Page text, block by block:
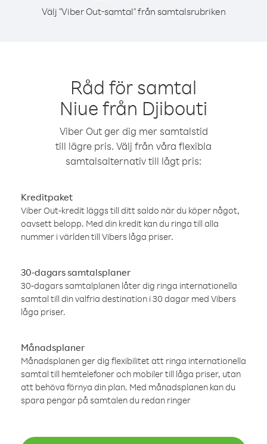
Välj "Viber Out-samtal" från samtalsrubriken
Råd för samtal
Niue från Djibouti
Viber Out ger dig mer samtalstid
till lägre pris. Välj från våra flexibla
samtalsalternativ till lågt pris:
Kreditpaket
Viber Out-kredit läggs till ditt saldo när du köper något,
oavsett belopp. Med din kredit kan du ringa till alla
nummer i världen till Vibers låga priser.
30-dagars samtalsplaner
30-dagars samtalplanen låter dig ringa internationella
samtal till din valfria destination i 30 dagar med Vibers
låga priser.
Månadsplaner
Månadsplanen ger dig flexibilitet att ringa internationella
samtal till hemtelefoner och mobiler till låga priser, utan
att behöva förnya din plan. Med månadsplanen kan du
spara pengar på samtalen du redan ringer